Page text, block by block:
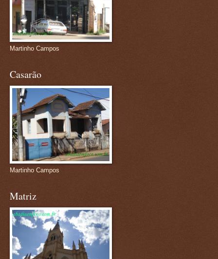
Martinho Campos
Casarão
Martinho Campos
Matriz